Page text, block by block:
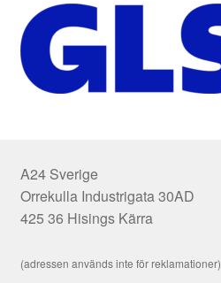
A24 Sverige
Orrekulla Industrigata 30AD
425 36 Hisings Kärra
(adressen används inte för reklamationer)